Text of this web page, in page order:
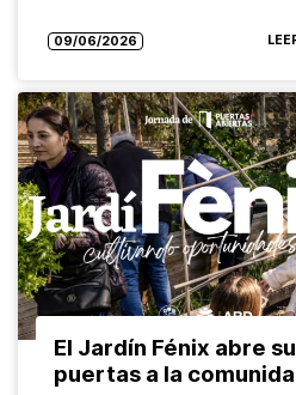
09/06/2026
El Jardín Fénix abre
puertas a la